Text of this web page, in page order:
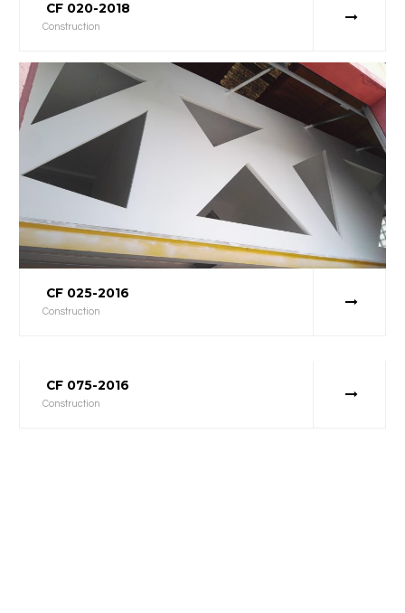
CF 020-2018
Construction
CF 025-2016
Construction
CF 075-2016
Construction